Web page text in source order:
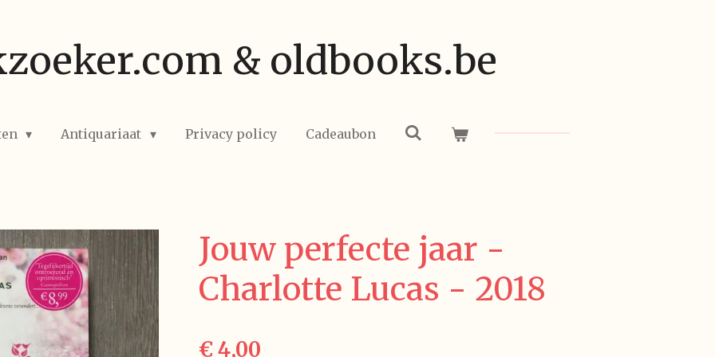
& oldbooks.be
Antiquariaat Privacy policy Cadeaubon
Jouw perfecte jaar -
Charlotte Lucas - 2018
€ 4,00